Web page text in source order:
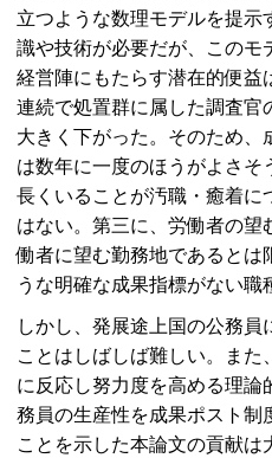
立つような数理モデルを提示
識や技術が必要だが、このモ
経営陣にもたらす潜在的便益
連続で処置群に属した調査官
大きく下がった。そのため
は数年に一度のほうがよさそ
長くいることが汚職・癒着に
はない。第三に、労働者の望
働者に望む勤務地であるとは
うな明確な成果指標がない職
しかし、発展途上国の公務
ことはしばしば難しい。また
に反応し努力度を高める理
務員の生産性を成果ポスト制
ことを示した本論文の貢献は